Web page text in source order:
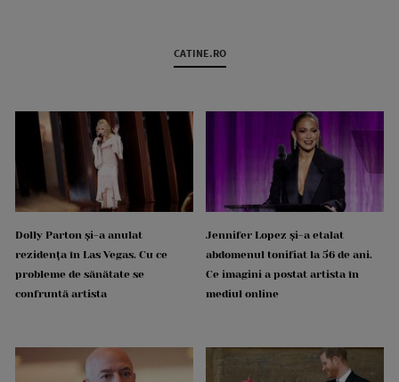
CATINE.RO
Dolly Parton și-a anulat
rezidența în Las Vegas. Cu ce
probleme de sănătate se
confruntă artista
Jennifer Lopez și-a etalat
abdomenul tonifiat la 56 de ani.
Ce imagini a postat artista în
mediul online